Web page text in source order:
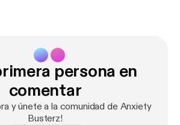
persona en
comentar
y únete a la comunidad de Anxiety
Busterz!